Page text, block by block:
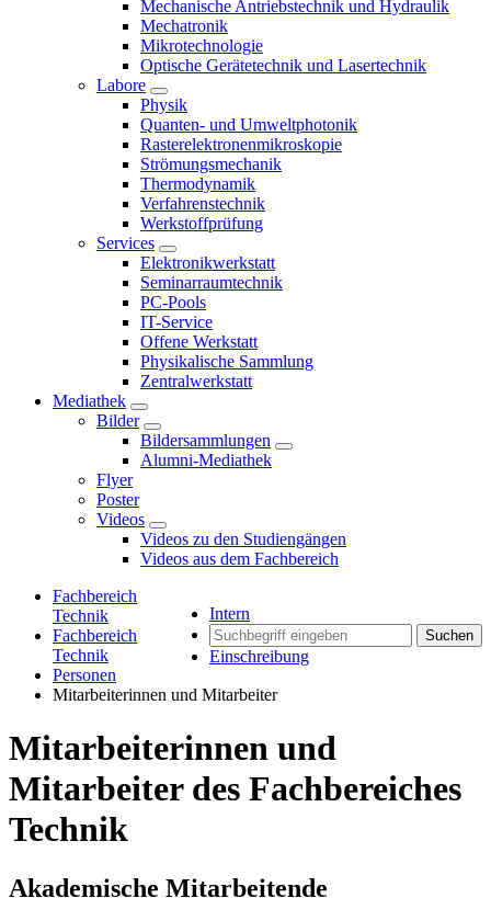
Mechanische Antriebstechnik und Hydraulik
Mechatronik
Mikrotechnologie
Optische Gerätetechnik und Lasertechnik
Labore
Physik
Quanten- und Umweltphotonik
Rasterelektronenmikroskopie
Strömungsmechanik
Thermodynamik
Verfahrenstechnik
Werkstoffprüfung
Services
Elektronikwerkstatt
Seminarraumtechnik
PC-Pools
IT-Service
Offene Werkstatt
Physikalische Sammlung
Zentralwerkstatt
Mediathek
Bilder
Bildersammlungen
Alumni-Mediathek
Flyer
Poster
Videos
Videos zu den Studiengängen
Videos aus dem Fachbereich
Intern
Suchen
Einschreibung
Fachbereich
Technik
Fachbereich
Technik
Personen
Mitarbeiterinnen und Mitarbeiter
Mitarbeiterinnen und
Mitarbeiter des Fachbereiches
Technik
Akademische Mitarbeitende